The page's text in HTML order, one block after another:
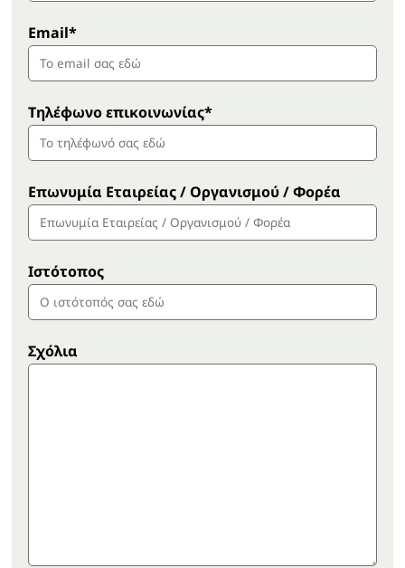
Email*
Τηλέφωνο επικοινωνίας*
Επωνυμία Εταιρείας / Οργανισμού / Φορέα
Ιστότοπος
Σχόλια